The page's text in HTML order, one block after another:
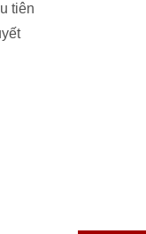
tiên